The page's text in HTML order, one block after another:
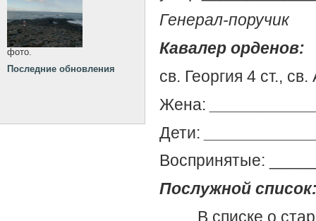
Генерал-поручик
Кавалер орденов:
св. Георгия 4 ст.,
Жена:
Дети:
Воспринятые:
Послужной
В списке о
фото.
Последние обновления